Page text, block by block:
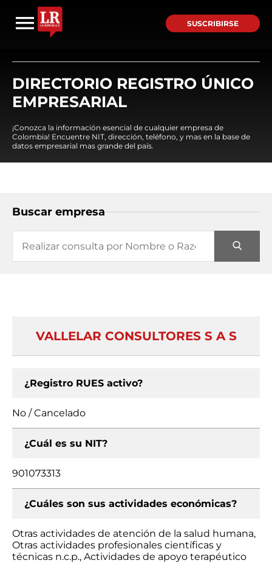
SUSCRIBIRSE
DIRECTORIO REGISTRO ÚNICO
EMPRESARIAL
¡Conozca la información esencial de cualquier empresa de
Colombia! Encuentre NIT, dirección, teléfono, y mas en la base de
datos empresarial mas grande del país.
Buscar empresa
VALLELAR CONSULTORES S A S
¿Registro RUES activo?
No / Cancelado
¿Cuál es su NIT?
901073313
¿Cuáles son sus actividades económicas?
Otras actividades de atención de la salud humana,
Otras actividades profesionales científicas y
técnicas n.c.p., Actividades de apoyo terapéutico